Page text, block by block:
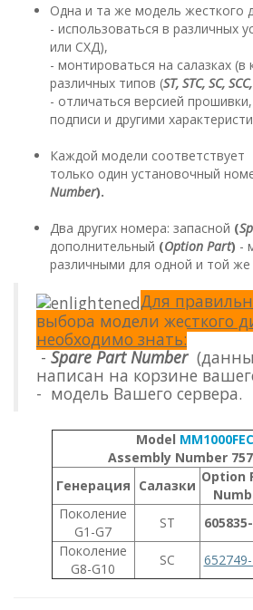
Одна и та же модель жесткого
- использоваться в различных
или СХД),
- монтироваться на салазках (в
различных типов (ST, STC, SC,
- отличаться версией
подписи и другими
Каждой модели соответствует
только один установочный
Number).
Два других номера: запасной (
дополнительный (Option Part) -
различными для одной и той же
Для
выбора модели жесткого
необходимо знать:
-Spare Part Number
написан на корзине
- модель Вашего сервера.
Model
Assembly Number
Генерация Салазки
Option
Поколение
G1-G7
ST
Поколение
G8-G10
SC